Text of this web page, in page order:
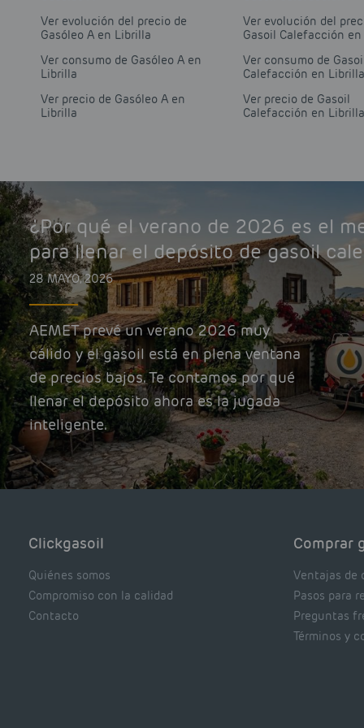
Ver evolución del precio de
Gasóleo A en Librilla
Ver consumo de Gasóleo A en
Librilla
Ver precio de Gasóleo A en
Librilla
Ver evolución del
Gasoil Calefacción
Ver consumo de
Calefacción en Librilla
Ver precio de Gasoil
Calefacción en Librilla
¿Por qué el verano de 2026 es el
para llenar el depósito de gasoil
28 MAYO, 2026
AEMET prevé un verano 2026 muy
cálido y el gasoil está en plena ventana
de precios bajos. Te contamos por qué
llenar el depósito ahora es la jugada
inteligente.
Clickgasoil
Quiénes somos
Compromiso con la calidad
Contacto
Comprar
Ventajas de
Pasos para
Preguntas
Términos y